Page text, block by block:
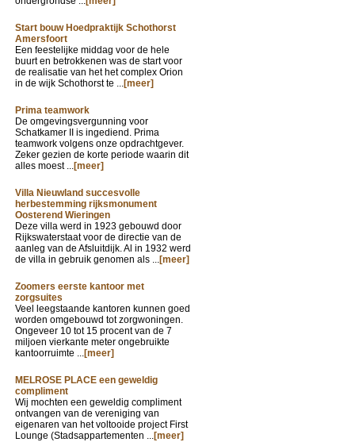
Start bouw Hoedpraktijk Schothorst
Amersfoort
Een feestelijke middag voor de hele
buurt en betrokkenen was de start voor
de realisatie van het het complex Orion
in de wijk Schothorst te ...[meer]
Prima teamwork
De omgevingsvergunning voor
Schatkamer II is ingediend. Prima
teamwork volgens onze opdrachtgever.
Zeker gezien de korte periode waarin dit
alles moest ...[meer]
Villa Nieuwland succesvolle
herbestemming rijksmonument
Oosterend Wieringen
Deze villa werd in 1923 gebouwd door
Rijkswaterstaat voor de directie van de
aanleg van de Afsluitdijk. Al in 1932 werd
de villa in gebruik genomen als ...[meer]
Zoomers eerste kantoor met
zorgsuites
Veel leegstaande kantoren kunnen goed
worden omgebouwd tot zorgwoningen.
Ongeveer 10 tot 15 procent van de 7
miljoen vierkante meter ongebruikte
kantoorruimte ...[meer]
MELROSE PLACE een geweldig
compliment
Wij mochten een geweldig compliment
ontvangen van de vereniging van
eigenaren van het voltooide project First
Lounge (Stadsappartementen ...[meer]